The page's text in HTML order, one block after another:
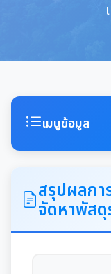
เมนูข้อมูล
คำแถลงนโยบาย
สรุปผลกา
จัดหาพัสดุ